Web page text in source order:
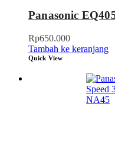
Panasonic
Rp650.000
Tambah ke keranjang
Quick View